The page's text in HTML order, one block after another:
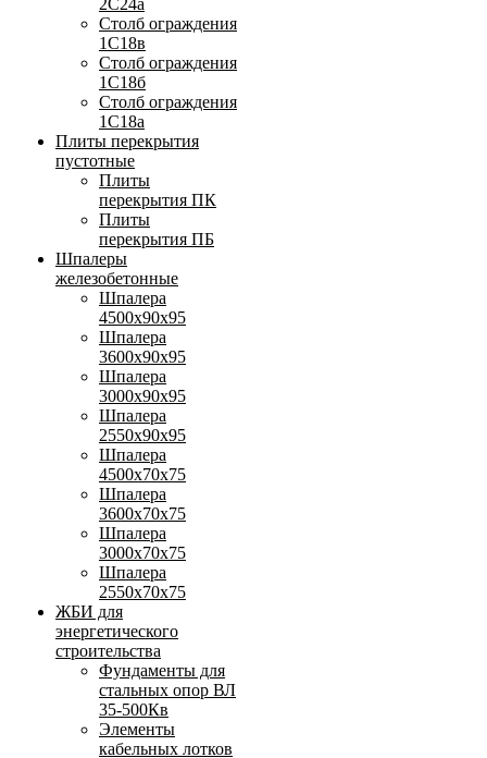
2С24а
Столб ограждения
1С18в
Столб ограждения
1С18б
Столб ограждения
1С18а
Плиты перекрытия
пустотные
Плиты
перекрытия ПК
Плиты
перекрытия ПБ
Шпалеры
железобетонные
Шпалера
4500х90х95
Шпалера
3600х90х95
Шпалера
3000х90х95
Шпалера
2550х90х95
Шпалера
4500х70х75
Шпалера
3600х70х75
Шпалера
3000х70х75
Шпалера
2550х70х75
ЖБИ для
энергетического
строительства
Фундаменты для
стальных опор ВЛ
35-500Кв
Элементы
кабельных лотков